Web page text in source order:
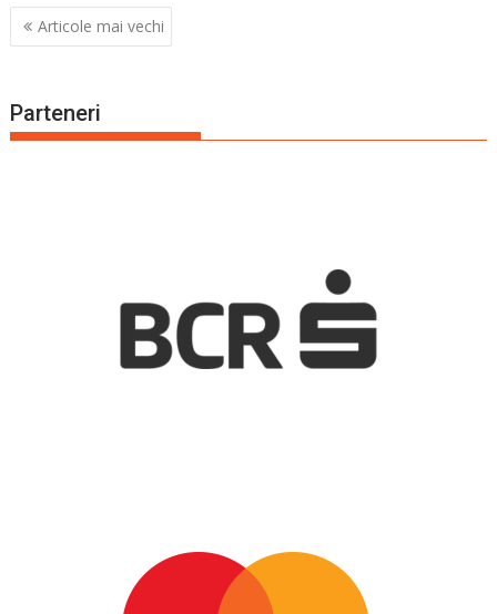
Navigare
în
Articole mai vechi
Parteneri